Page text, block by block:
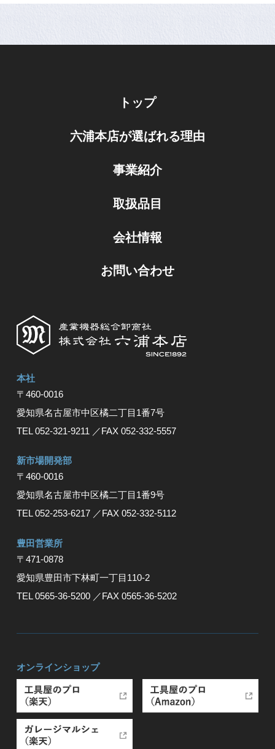
トップ
六浦本店が選ばれる理由
事業紹介
取扱品目
会社情報
お問い合わせ
本社
〒460-0016
愛知県名古屋市中区橘⼆丁⽬1番7号
TEL 052-321-9211 ／FAX 052-332-5557
新市場開発部
〒460-0016
愛知県名古屋市中区橘二丁目1番9号
TEL 052-253-6217 ／FAX 052-332-5112
豊⽥営業所
〒471-0878
愛知県豊⽥市下林町⼀丁⽬110-2
TEL 0565-36-5200 ／FAX 0565-36-5202
オンラインショップ